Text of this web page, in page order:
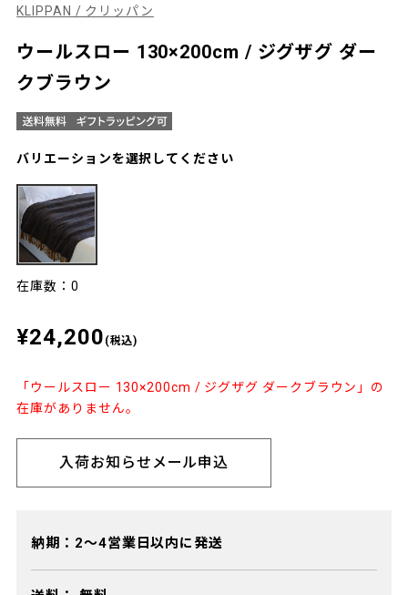
KLIPPAN / クリッパン
ウールスロー 130×200cm / ジグザグ ダー
クブラウン
バリエーションを選択してください
在庫数：0
¥24,200 (税込)
「ウールスロー 130×200cm / ジグザグ ダークブラウン」の
在庫がありません。
入荷お知らせメール申込
納期：2～4営業日以内に発送